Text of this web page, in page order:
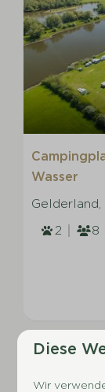
Wasser
2
8
EMPFOHLEN
Diese
Wir